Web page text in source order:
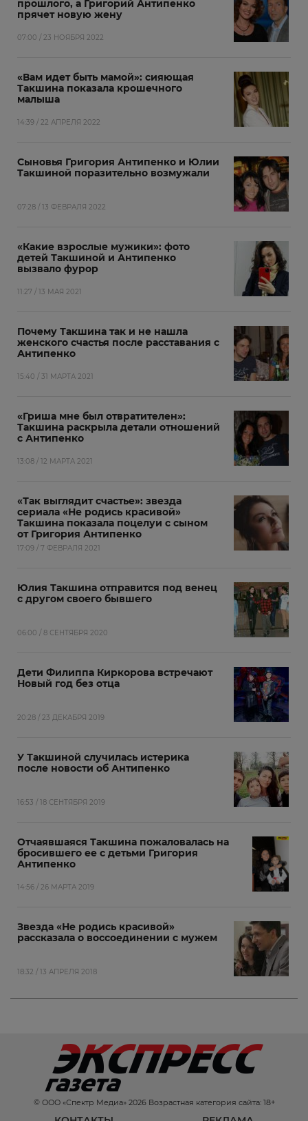
прошлого, а Григорий Антипенко
прячет новую жену
07:00 / 23 НОЯБРЯ 2022
«Вам идет быть мамой»: сияющая
Такшина показала крошечного
малыша
14:39 / 22 АПРЕЛЯ 2022
Сыновья Григория Антипенко и Юлии
Такшиной поразительно возмужали
07:28 / 13 ФЕВРАЛЯ 2022
«Какие взрослые мужики»: фото
детей Такшиной и Антипенко
вызвало фурор
11:27 / 13 МАЯ 2021
Почему Такшина так и не нашла
женского счастья после расставания с
Антипенко
15:40 / 31 МАРТА 2021
«Гриша мне был отвратителен»:
Такшина раскрыла детали отношений
с Антипенко
13:08 / 12 МАРТА 2021
«Так выглядит счастье»: звезда
сериала «Не родись красивой»
Такшина показала поцелуи с сыном
от Григория Антипенко
17:09 / 7 ФЕВРАЛЯ 2021
Юлия Такшина отправится под венец
с другом своего бывшего
06:00 / 8 СЕНТЯБРЯ 2020
Дети Филиппа Киркорова встречают
Новый год без отца
20:28 / 23 ДЕКАБРЯ 2019
У Такшиной случилась истерика
после новости об Антипенко
16:53 / 18 СЕНТЯБРЯ 2019
Отчаявшаяся Такшина пожаловалась на
бросившего ее с детьми Григория
Антипенко
14:56 / 26 МАРТА 2019
Звезда «Не родись красивой»
рассказала о воссоединении с мужем
18:32 / 13 АПРЕЛЯ 2018
© ООО «Спектр Медиа» 2026 Возрастная категория сайта: 18+